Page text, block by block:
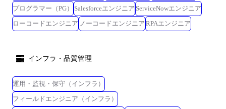
プログラマー（PG）
Salesforceエンジニア ServiceNowエンジニア
ローコードエンジニア ノーコードエンジニア RPAエンジニア
インフラ・品質管理
運用・監視・保守（インフラ）
フィールドエンジニア（インフラ）